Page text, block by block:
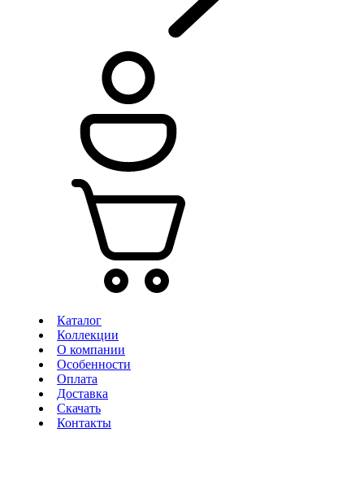
Каталог
Коллекции
О компании
Особенности
Оплата
Доставка
Скачать
Контакты